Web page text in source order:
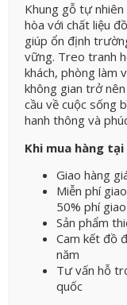
Khung gỗ tự nhiên
hòa với chất liệu
giúp ổn định
vững. Treo tranh
khách, phòng làm
không gian trở
cầu về cuộc sống
hanh thông và
Khi mua hàng
Giao hàng
Miễn phí
50% phí
Sản phẩm
Cam kết đồ
năm
Tư vấn hỗ
quốc